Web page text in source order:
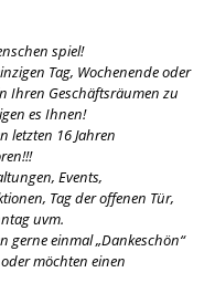
spiel!
Tag, Wochenende oder
Ihren Geschäftsräumen zu
es Ihnen!
letzten 16 Jahren
Events,
Tag der offenen Tür,
uvm.
gerne einmal „Dankeschön“
möchten einen